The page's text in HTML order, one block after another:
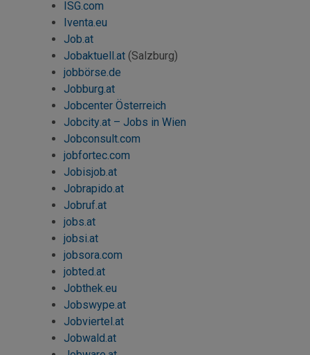
ISG.com
Iventa.eu
Job.at
Jobaktuell.at (Salzburg)
jobbörse.de
Jobburg.at
Jobcenter Österreich
Jobcity.at – Jobs in Wien
Jobconsult.com
jobfortec.com
Jobisjob.at
Jobrapido.at
Jobruf.at
jobs.at
jobsi.at
jobsora.com
jobted.at
Jobthek.eu
Jobswype.at
Jobviertel.at
Jobwald.at